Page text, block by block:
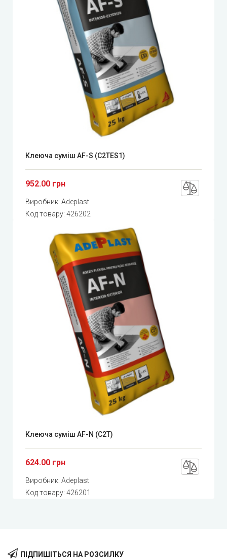
Клеюча суміш AF-S (C2TES1)
952.00 грн
Виробник: Adeplast
Код товару: 426202
Клеюча суміш AF-N (C2T)
624.00 грн
Виробник: Adeplast
Код товару: 426201
ПІДПИШІТЬСЯ НА РОЗСИЛКУ